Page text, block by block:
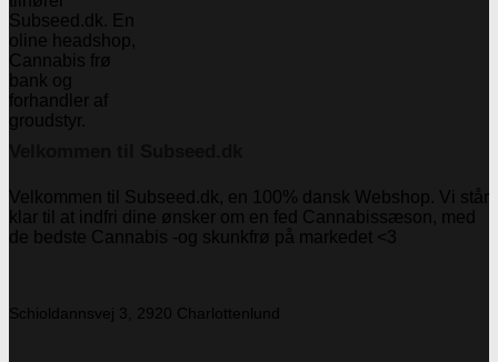
Velkommen til Subseed.dk, en 100% dansk Webshop. Vi står
klar til at indfri dine ønsker om en fed Cannabissæson, med
de bedste Cannabis -og skunkfrø på markedet <3
Schioldannsvej 3, 2920 Charlottenlund